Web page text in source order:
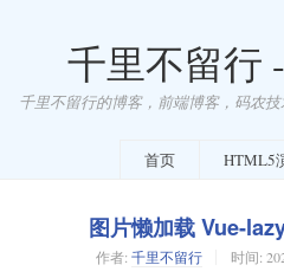
千里不留行
千里不留行的博客，前端博客，码农
首页 HTML5
图片懒加载 Vue-
作者: 千里不留行 时间: